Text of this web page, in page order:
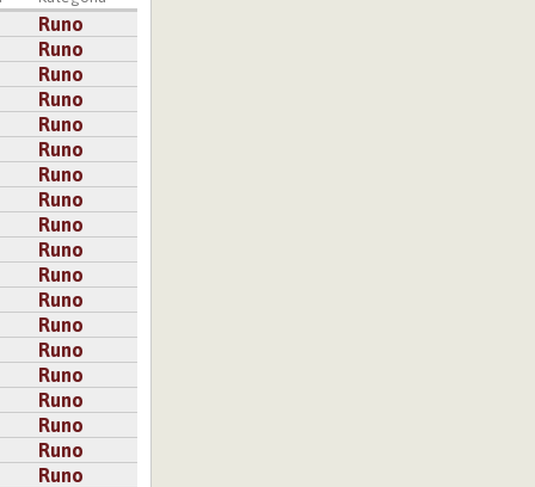
Runo
Runo
Runo
Runo
Runo
Runo
Runo
Runo
Runo
Runo
Runo
Runo
Runo
Runo
Runo
Runo
Runo
Runo
Runo